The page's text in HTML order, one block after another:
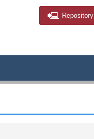
Repository